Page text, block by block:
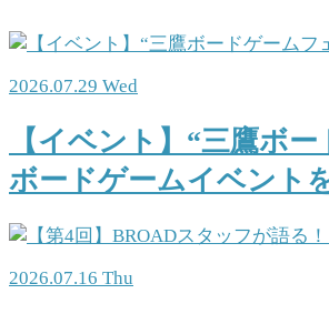
2026.07.29 Wed
【イベント】“三鷹ボ
ボードゲームイベント
2026.07.16 Thu